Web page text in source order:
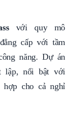
với quy mô
cấp với tầm
năng. Dự án
lập, nổi bật với
hợp cho cả nghỉ